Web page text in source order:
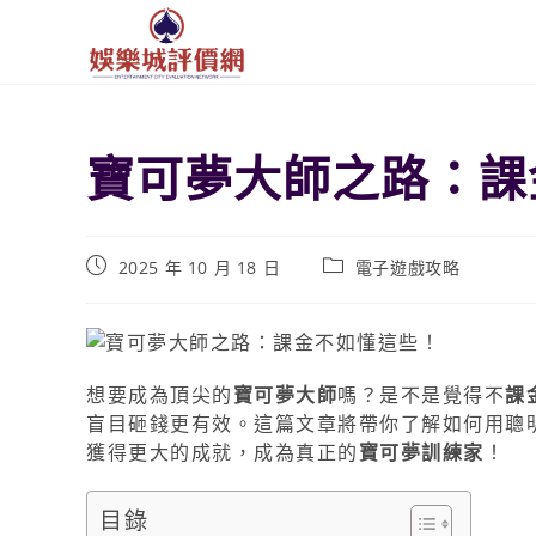
寶可夢大師之路：
2025 年 10 月 18 日 電子遊戲攻略
想要成為頂尖的寶可夢大師嗎？是不是覺得不課
盲目砸錢更有效。這篇文章將帶你了解如何用聰
獲得更大的成就，成為真正的寶可夢訓練家 ！
目錄